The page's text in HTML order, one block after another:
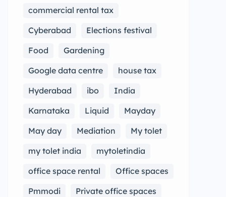
commercial rental tax
Cyberabad
Elections festival
Food
Gardening
Google data centre
house tax
Hyderabad
ibo
India
Karnataka
Liquid
Mayday
May day
Mediation
My tolet
my tolet india
mytoletindia
office space rental
Office spaces
Pmmodi
Private office spaces